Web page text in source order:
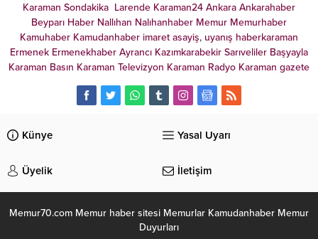
Karaman Sondakika Larende Karaman24 Ankara Ankarahaber
Beyparı Haber Nallıhan Nalıhanhaber Memur Memurhaber
Kamuhaber Kamudanhaber imaret asayiş, uyanış haberkaraman
Ermenek Ermenekhaber Ayrancı Kazımkarabekir Sarıveliler Başyayla
Karaman Basın Karaman Televizyon Karaman Radyo Karaman gazete
Künye Yasal Uyarı
Üyelik İletişim
Memur70.com Memur haber sitesi Memurlar Kamudanhaber Memur
Duyurları